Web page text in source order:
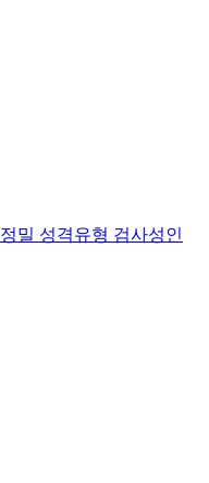
정밀 성격유형 검사성인